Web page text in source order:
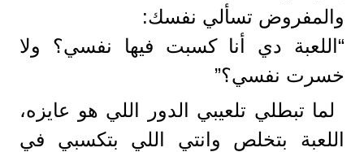
والمفروض تسألي نفسك:
“اللعبة دي أنا كسبت فيها نفسي؟ ولا
خسرت نفسي؟”
لما تبطلي تلعيبي الدور اللي هو عايزه،
اللعبة بتخلص وانتي اللي بتكسبي في